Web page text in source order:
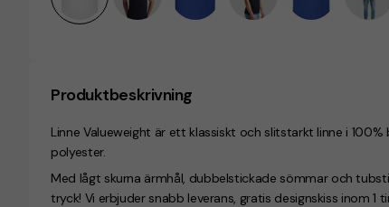
Produktbeskrivning
Linne Valueweight är ett klassiskt och slitstarkt linne i
polyester.
Med lågt skurna ärmhål, dubbelstickade sömmar och
tryck! Vi erbjuder snabb leverans, gratis designskiss inom 1